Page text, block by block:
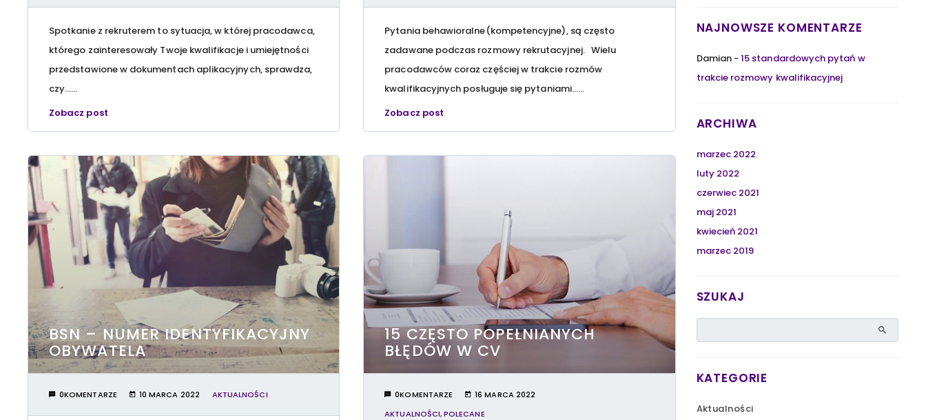
Spotkanie z rekruterem to sytuacja, w której pracodawca,
którego zainteresowały Twoje kwalifikacje i umiejętności
przedstawione w dokumentach aplikacyjnych, sprawdza,
czy…...
Zobacz post
Pytania behawioralne(kompetencyjne), są często
zadawane podczas rozmowy rekrutacyjnej. Wielu
pracodawców coraz częściej w trakcie rozmów
kwalifikacyjnych posługuje się pytaniami…...
Zobacz post
BSN – NUMER IDENTYFIKACYJNY
OBYWATELA
0KOMENTARZE 10 MARCA 2022 AKTUALNOŚCI
15 CZĘSTO POPEŁNIANYCH
BŁĘDÓW W CV
0KOMENTARZE
16 MARCA 2022
AKTUALNOŚCI,POLECANE
NAJNOWSZE KOMENTARZE
Damian-15 standardowych pytań w
trakcie rozmowy kwalifikacyjnej
ARCHIWA
marzec 2022
luty 2022
czerwiec 2021
maj 2021
kwiecień 2021
marzec 2019
SZUKAJ
KATEGORIE
Aktualności